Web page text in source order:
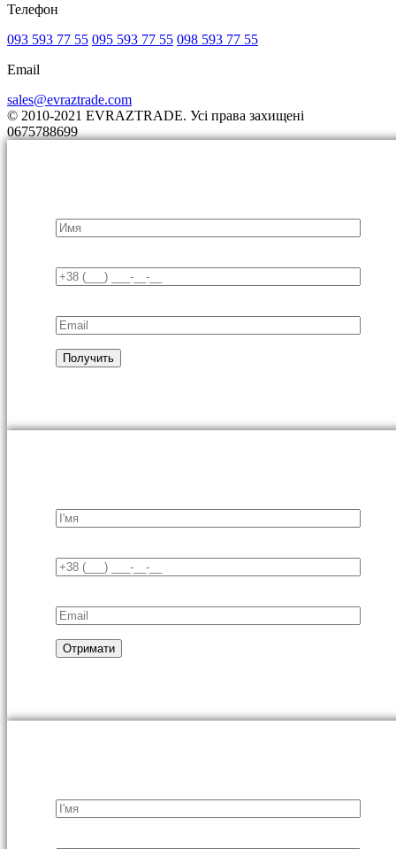
Телефон
093 593 77 55 095 593 77 55 098 593 77 55
Email
sales@evraztrade.com
© 2010-2021 EVRAZTRADE. Усі права захищені
0675788699